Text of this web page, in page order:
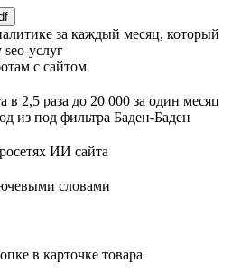
за каждый месяц, который
услуг
с сайтом
в 2,5 раза до 20 000 за один месяц
из под фильтра Баден-Баден
ИИ сайта
словами
в карточке товара